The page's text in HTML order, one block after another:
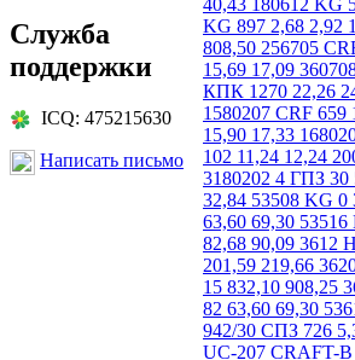
Служба
поддержки
ICQ: 475215630
Написать письмо